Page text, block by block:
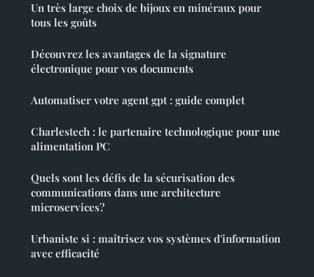
Un très large choix de bijoux en minéraux pour
tous les goûts
Découvrez les avantages de la signature
électronique pour vos documents
Automatiser votre agent gpt : guide complet
Charlestech : le partenaire technologique pour une
alimentation PC
Quels sont les défis de la sécurisation des
communications dans une architecture
microservices?
Urbaniste si : maîtrisez vos systèmes d'information
avec efficacité